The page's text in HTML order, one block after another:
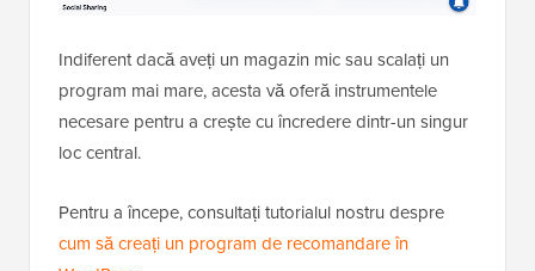
Indiferent dacă aveți un magazin mic sau scalați un
program mai mare, acesta vă oferă instrumentele
necesare pentru a crește cu încredere dintr-un singur
loc central.
Pentru a începe, consultați tutorialul nostru despre
cum să creați un program de recomandare în